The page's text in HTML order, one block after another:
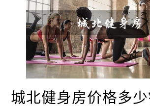
城北健身房价格多少